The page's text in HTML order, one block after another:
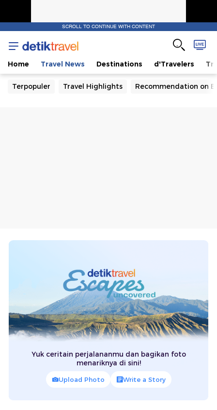
SCROLL TO CONTINUE WITH CONTENT
Home Travel News Destinations d'Travelers
Terpopuler Travel Highlights Recommendation on
Yuk ceritain perjalananmu dan bagikan foto
menariknya di sini!
Upload Photo Write a Story